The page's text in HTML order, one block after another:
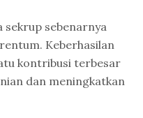
sekrup sebenarnya
Keberhasilan
kontribusi terbesar
dan meningkatkan